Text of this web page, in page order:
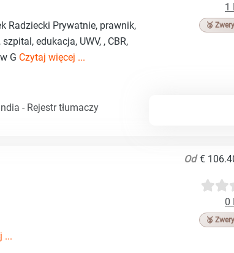
1
🥉
Radziecki Prywatnie, prawnik,
edukacja, UWV, , CBR,
G Czytaj więcej ...
- Rejestr tłumaczy
Od€
0
🥉
...